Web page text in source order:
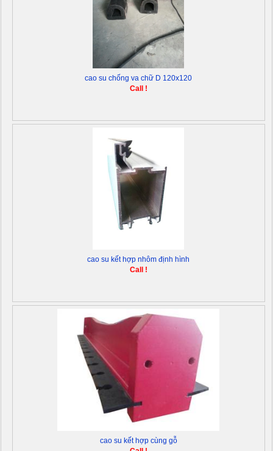
cao su chống va chữ D 120x120
Call !
cao su kết hợp nhôm định hình
Call !
cao su kết hợp cùng gỗ